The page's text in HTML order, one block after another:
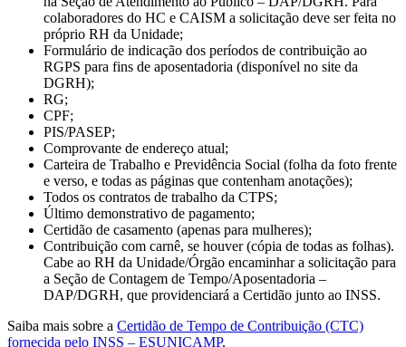
colaboradores do HC e CAISM a solicitação deve ser feita no
próprio RH da Unidade;
Formulário de indicação dos períodos de contribuição ao
RGPS para fins de aposentadoria (disponível no site da
DGRH);
RG;
CPF;
PIS/PASEP;
Comprovante de endereço atual;
Carteira de Trabalho e Previdência Social (folha da foto frente
e verso, e todas as páginas que contenham anotações);
Todos os contratos de trabalho da CTPS;
Último demonstrativo de pagamento;
Certidão de casamento (apenas para mulheres);
Contribuição com carnê, se houver (cópia de todas as folhas).
Cabe ao RH da Unidade/Órgão encaminhar a solicitação para
a Seção de Contagem de Tempo/Aposentadoria –
DAP/DGRH, que providenciará a Certidão junto ao INSS.
Saiba mais sobre a Certidão de Tempo de Contribuição (CTC)
fornecida pelo INSS – ESUNICAMP.